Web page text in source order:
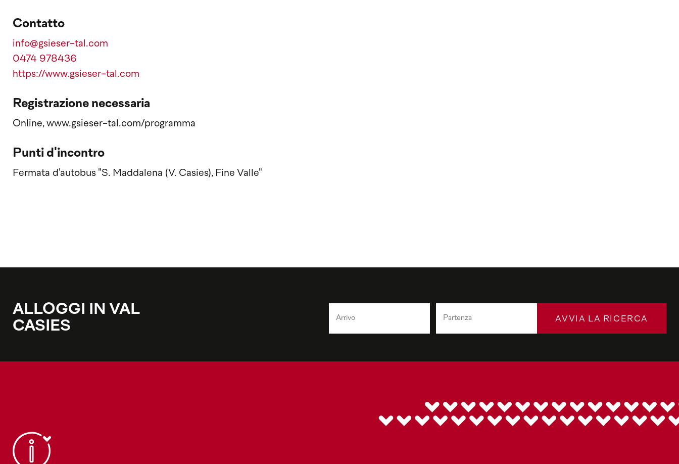
Contatto
info@gsieser-tal.com
0474 978436
https://www.gsieser-tal.com
Registrazione necessaria
Online, www.gsieser-tal.com/programma
Punti d'incontro
Fermata d'autobus "S. Maddalena (V. Casies), Fine Valle"
ALLOGGI IN VAL
CASIES
AVVIA LA RICERCA